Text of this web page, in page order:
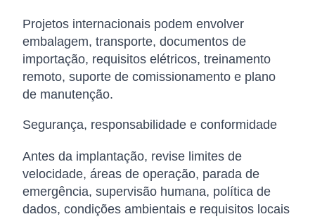
Projetos internacionais podem envolver
embalagem, transporte, documentos de
importação, requisitos elétricos, treinamento
remoto, suporte de comissionamento e plano
de manutenção.
Segurança, responsabilidade e conformidade
Antes da implantação, revise limites de
velocidade, áreas de operação, parada de
emergência, supervisão humana, política de
dados, condições ambientais e requisitos locais